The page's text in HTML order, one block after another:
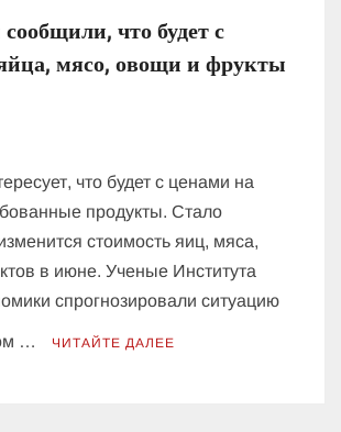
что будет с
мясо, овощи и фрукты
что будет с ценами на
продукты. Стало
стоимость яиц, мяса,
в июне. Ученые Института
спрогнозировали ситуацию
… ЧИТАЙТЕ ДАЛЕЕ